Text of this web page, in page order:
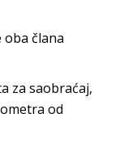
oba člana
za saobraćaj,
od